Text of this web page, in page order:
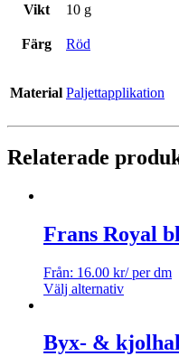
Vikt 10 g
Färg Röd
Material Paljettapplikation
Relaterade
Frans Royal
Från: 16.00 kr/ per dm
Välj alternativ
Byx- &